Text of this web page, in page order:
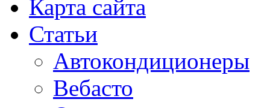
Карта сайта
Статьи
Автокондиционеры
Вебасто